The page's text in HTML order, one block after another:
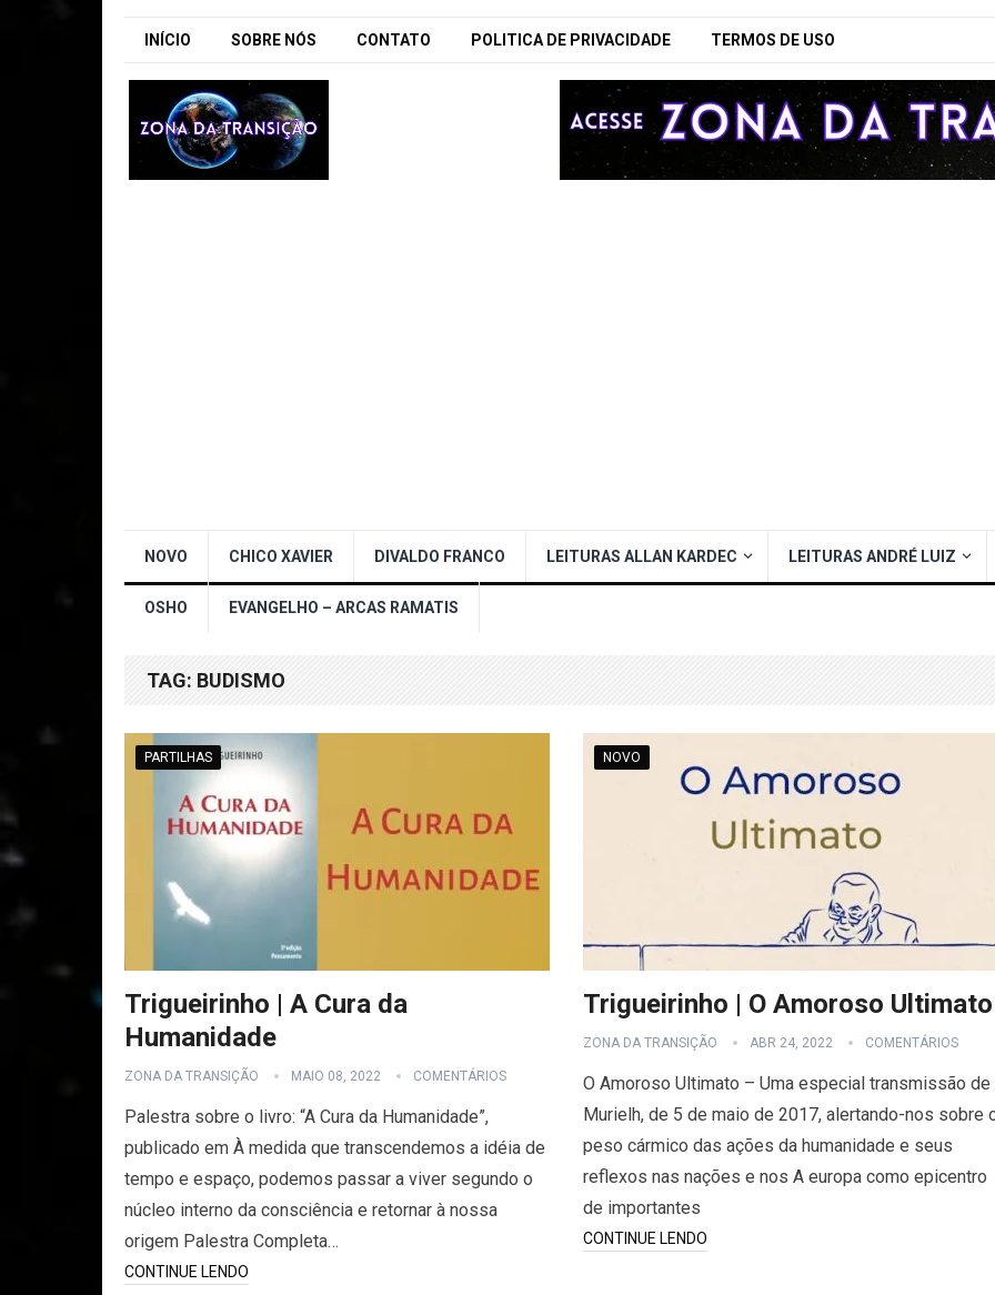
INÍCIO SOBRE NÓS CONTATO POLITICA DE PRIVACIDADE TERMOS DE USO
NOVO CHICO XAVIER DIVALDO FRANCO LEITURAS ALLAN KARDEC LEITURAS ANDRÉ LUIZ
OSHO EVANGELHO – ARCAS RAMATIS
TAG: BUDISMO
PARTILHAS
Trigueirinho | A Cura da
Humanidade
ZONA DA TRANSIÇÃO MAIO 08, 2022 COMENTÁRIOS
Palestra sobre o livro: “A Cura da Humanidade”,
publicado em À medida que transcendemos a idéia de
tempo e espaço, podemos passar a viver segundo o
núcleo interno da consciência e retornar à nossa
origem Palestra Completa…
CONTINUE LENDO
NOVO
Trigueirinho | O Amoroso Ultimato
ZONA DA TRANSIÇÃO ABR 24, 2022 COMENTÁRIOS
O Amoroso Ultimato – Uma especial transmissão de
Murielh, de 5 de maio de 2017, alertando-nos sobre
peso cármico das ações da humanidade e seus
reflexos nas nações e nos A europa como epicentro
de importantes
CONTINUE LENDO